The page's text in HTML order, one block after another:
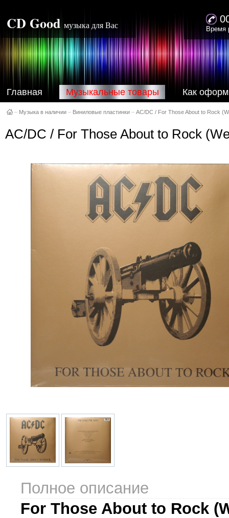
CD Good музыка для Вас Время
Главная Музыкальные товары Как
– Музыка в наличии – Виниловые пластинки – AC/DC / For Those About to Rock
AC/DC / For Those About to Rock
Полное описание
For Those About to Rock